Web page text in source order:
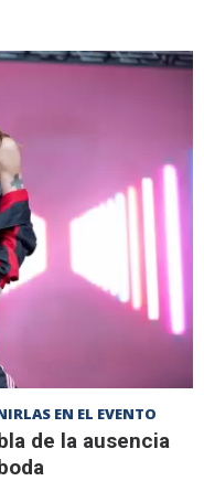
EN EL EVENTO
de la ausencia